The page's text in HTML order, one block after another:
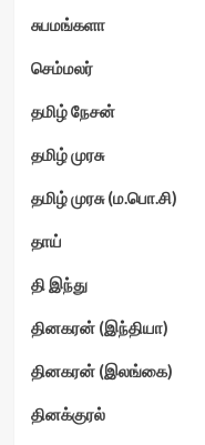
சுபமங்களா
செம்மலர்
தமிழ் நேசன்
தமிழ் முரசு
தமிழ் முரசு (ம.பொ.சி)
தாய்
தி இந்து
தினகரன் (இந்தியா)
தினகரன் (இலங்கை)
தினக்குரல்